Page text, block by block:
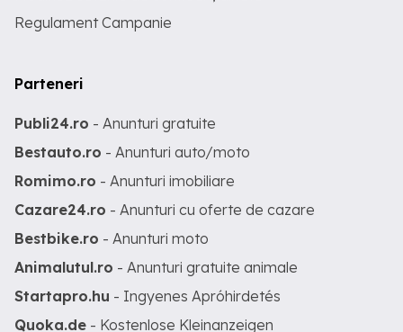
Regulament Campanie
Parteneri
Publi24.ro - Anunturi gratuite
Bestauto.ro - Anunturi auto/moto
Romimo.ro - Anunturi imobiliare
Cazare24.ro - Anunturi cu oferte de cazare
Bestbike.ro - Anunturi moto
Animalutul.ro - Anunturi gratuite animale
Startapro.hu - Ingyenes Apróhirdetés
Quoka.de - Kostenlose Kleinanzeigen